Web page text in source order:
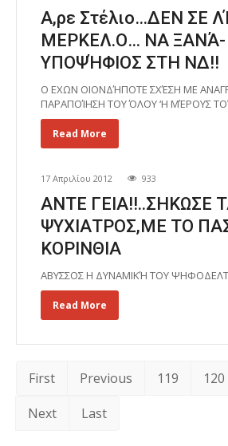
Α,ρε Στέλιο…ΔΕΝ ΣΕ
ΜΕΡΚΕΛ.Ο… ΝΑ
ΥΠΟΨΉΦΙΟΣ ΣΤΗ ΝΔ!!
Ο ΕΧΩΝ ΟΙΟΝΔΉΠΟΤΕ ΣΧΈΣΗ ΜΕ
ΠΑΡΑΠΟΊΗΣΗ ΤΟΥ ΌΛΟΥ ‘Η ΜΈΡΟΥΣ
Read More
17 Απριλίου 2012 933
ΑΝΤΕ ΓΕΙΑ!!..ΣΗΚΩΣΕ
ΨΥΧΙΑΤΡΟΣ,ΜΕ ΤΟ
ΚΟΡΙΝΘΙΑ
ΑΒΥΣΣΟΣ Η ΔΥΝΑΜΙΚΉ ΤΟΥ
Read More
First Previous 119 120
Next
Last